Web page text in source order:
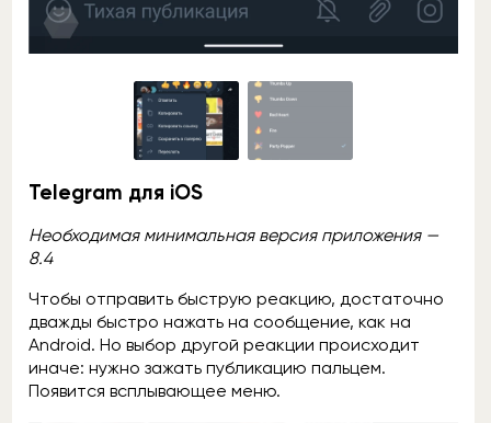
Telegram для iOS
Необходимая минимальная версия приложения —
8.4
Чтобы отправить быструю реакцию, достаточно
дважды быстро нажать на сообщение, как на
Android. Но выбор другой реакции происходит
иначе: нужно зажать публикацию пальцем.
Появится всплывающее меню.